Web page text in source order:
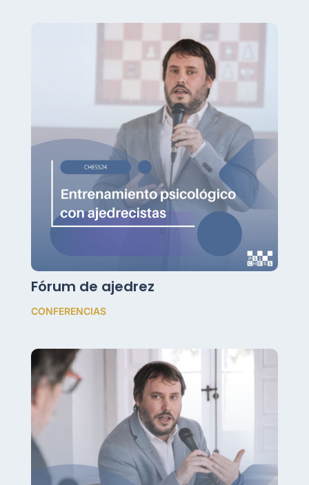
Fórum de ajedrez
CONFERENCIAS